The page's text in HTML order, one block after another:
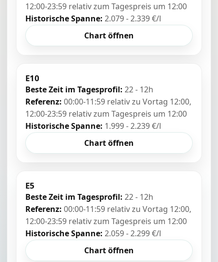
12:00-23:59 relativ zum Tagespreis um 12:00
Historische Spanne: 2.079 - 2.339 €/l
Chart öffnen
E10
Beste Zeit im Tagesprofil: 22 - 12h
Referenz: 00:00-11:59 relativ zu Vortag 12:00,
12:00-23:59 relativ zum Tagespreis um 12:00
Historische Spanne: 1.999 - 2.239 €/l
Chart öffnen
E5
Beste Zeit im Tagesprofil: 22 - 12h
Referenz: 00:00-11:59 relativ zu Vortag 12:00,
12:00-23:59 relativ zum Tagespreis um 12:00
Historische Spanne: 2.059 - 2.299 €/l
Chart öffnen